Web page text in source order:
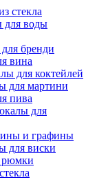
стекла
для воды
бренди
вина
для коктейлей
для мартини
пива
для
и графины
для виски
рюмки